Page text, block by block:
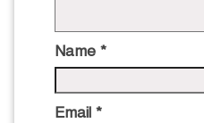
Name *
Email *